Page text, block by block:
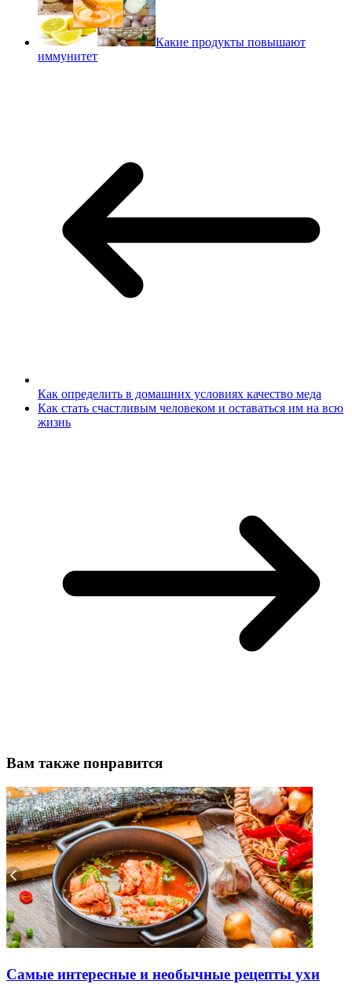
Какие продукты повышают
иммунитет
Как определить в домашних условиях качество меда
Как стать счастливым человеком и оставаться им на всю
жизнь
Вам также понравится
Самые интересные и необычные рецепты ухи